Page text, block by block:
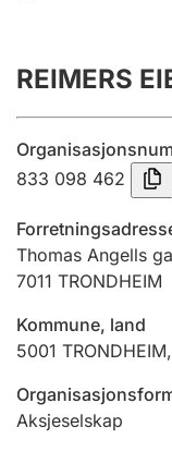
Årsregnskap
Innsending og
Jeger
REIMERS
833 098 462
Thomas Angells
7011 TRONDHEIM
Kommune, land
5001 TRONDHEIM,
Aksjeselskap